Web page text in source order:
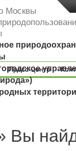
Москвы
Пресс-центр
Пресс-центр
Вы